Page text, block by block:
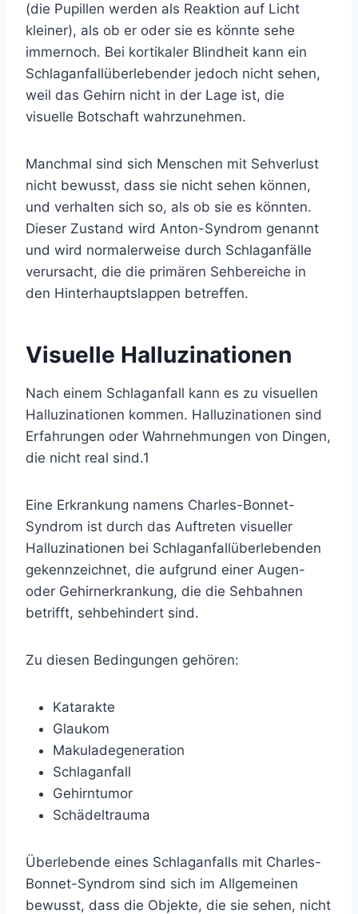
(die Pupillen werden als Reaktion auf Licht
kleiner), als ob er oder sie es könnte sehe
immernoch. Bei kortikaler Blindheit kann ein
Schlaganfallüberlebender jedoch nicht sehen,
weil das Gehirn nicht in der Lage ist, die
visuelle Botschaft wahrzunehmen.
Manchmal sind sich Menschen mit Sehverlust
nicht bewusst, dass sie nicht sehen können,
und verhalten sich so, als ob sie es könnten.
Dieser Zustand wird Anton-Syndrom genannt
und wird normalerweise durch Schlaganfälle
verursacht, die die primären Sehbereiche in
den Hinterhauptslappen betreffen.
Visuelle Halluzinationen
Nach einem Schlaganfall kann es zu visuellen
Halluzinationen kommen. Halluzinationen sind
Erfahrungen oder Wahrnehmungen von Dingen,
die nicht real sind.1
Eine Erkrankung namens Charles-Bonnet-
Syndrom ist durch das Auftreten visueller
Halluzinationen bei Schlaganfallüberlebenden
gekennzeichnet, die aufgrund einer Augen-
oder Gehirnerkrankung, die die Sehbahnen
betrifft, sehbehindert sind.
Zu diesen Bedingungen gehören:
Katarakte
Glaukom
Makuladegeneration
Schlaganfall
Gehirntumor
Schädeltrauma
Überlebende eines Schlaganfalls mit Charles-
Bonnet-Syndrom sind sich im Allgemeinen
bewusst, dass die Objekte, die sie sehen, nicht